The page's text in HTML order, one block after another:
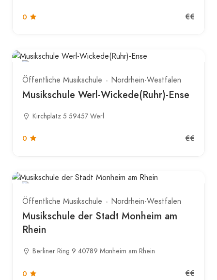
0 €€
Öffentliche Musikschule Nordrhein-Westfalen
Musikschule Werl-Wickede(Ruhr)-Ense
Kirchplatz 5 59457 Werl
0 €€
Öffentliche Musikschule Nordrhein-Westfalen
Musikschule der Stadt Monheim am
Rhein
Berliner Ring 9 40789 Monheim am Rhein
0 €€